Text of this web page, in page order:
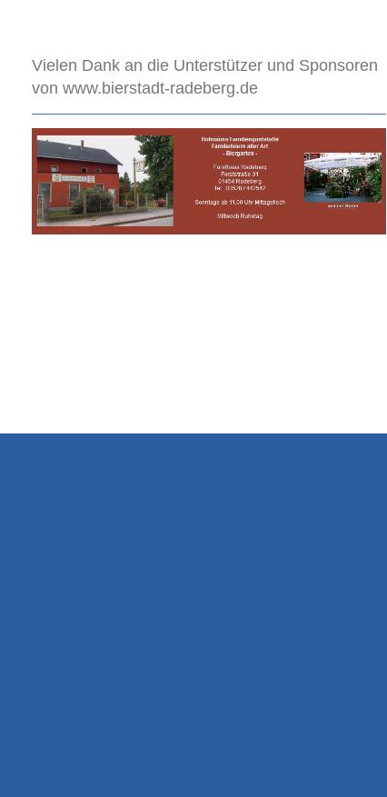
Vielen Dank an die Unterstützer und Sponsoren
von www.bierstadt-radeberg.de